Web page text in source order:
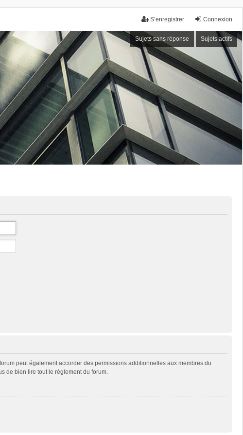
Connexion
S’enregistrer
Sujets sans réponse Sujets actifs
peut également accorder des permissions additionnelles aux membres du
de bien lire tout le règlement du forum.